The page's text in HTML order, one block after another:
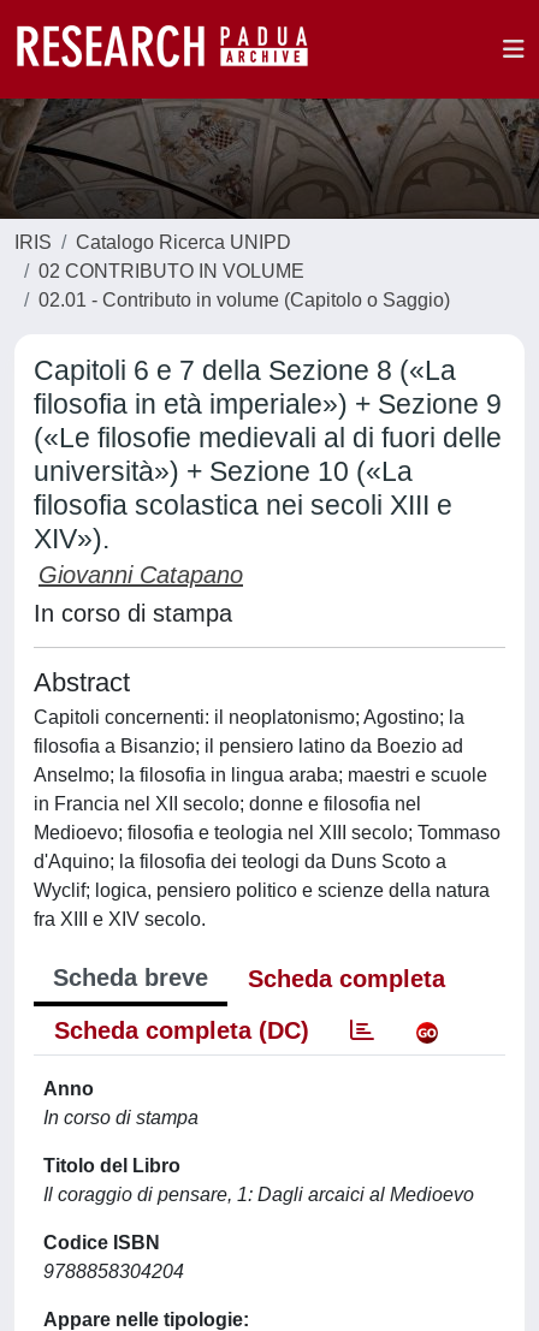
IRIS
Catalogo Ricerca UNIPD
02 CONTRIBUTO IN VOLUME
02.01 - Contributo in volume (Capitolo o Saggio)
Capitoli 6 e 7 della Sezione 8 («La
filosofia in età imperiale») + Sezione 9
(«Le filosofie medievali al di fuori delle
università») + Sezione 10 («La
filosofia scolastica nei secoli XIII e
XIV»).
Giovanni Catapano
In corso di stampa
Abstract
Capitoli concernenti: il neoplatonismo; Agostino; la
filosofia a Bisanzio; il pensiero latino da Boezio ad
Anselmo; la filosofia in lingua araba; maestri e scuole
in Francia nel XII secolo; donne e filosofia nel
Medioevo; filosofia e teologia nel XIII secolo; Tommaso
d'Aquino; la filosofia dei teologi da Duns Scoto a
Wyclif; logica, pensiero politico e scienze della natura
fra XIII e XIV secolo.
Scheda breve
Scheda completa
Scheda completa (DC)
Anno
In corso di stampa
Titolo del Libro
Il coraggio di pensare, 1: Dagli arcaici al Medioevo
Codice ISBN
9788858304204
Appare nelle tipologie: